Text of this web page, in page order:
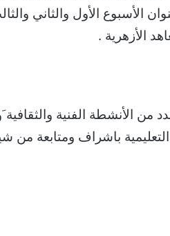
الأسبوع الأول والثاني
الأزهرية .
الأنشطة الفنية والثقافية
باشراف ومتابعة من